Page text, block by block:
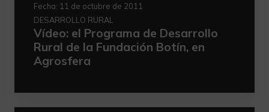
Fecha: 11 de octubre de 2011
DESARROLLO RURAL
Vídeo: el Programa de Desarrollo
Rural de la Fundación Botín, en
Agrosfera